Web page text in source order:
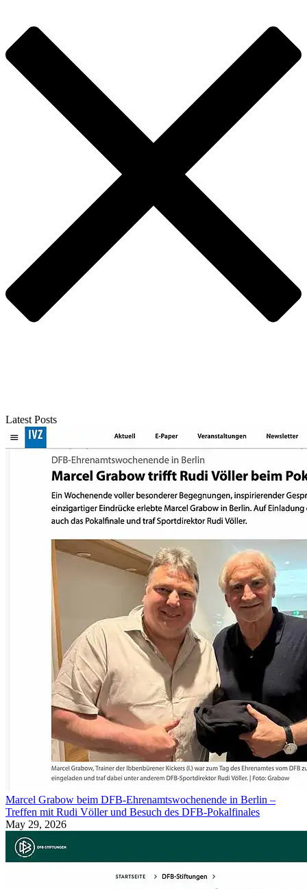
Latest Posts
Marcel Grabow beim DFB-Ehrenamtswochenende in Berlin –
Treffen mit Rudi Völler und Besuch des DFB-Pokalfinales
May 29, 2026